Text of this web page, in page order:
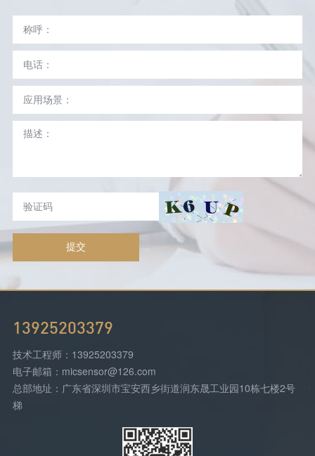
提交
13925203379
技术工程师：13925203379
电子邮箱：micsensor@126.com
总部地址：广东省深圳市宝安西乡街道润东晟工业园10栋七楼2号
梯